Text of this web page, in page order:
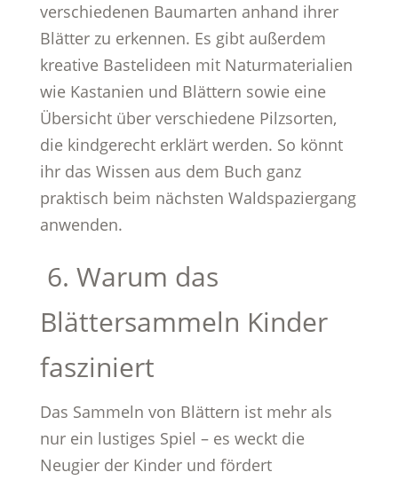
verschiedenen Baumarten anhand ihrer
Blätter zu erkennen. Es gibt außerdem
kreative Bastelideen mit Naturmaterialien
wie Kastanien und Blättern sowie eine
Übersicht über verschiedene Pilzsorten,
die kindgerecht erklärt werden. So könnt
ihr das Wissen aus dem Buch ganz
praktisch beim nächsten Waldspaziergang
anwenden.
6. Warum das
Blättersammeln Kinder
fasziniert
Das Sammeln von Blättern ist mehr als
nur ein lustiges Spiel – es weckt die
Neugier der Kinder und fördert